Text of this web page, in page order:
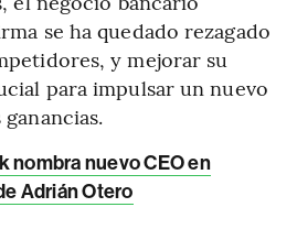
se ha quedado rezagado
y mejorar su
para impulsar un nuevo
nombra nuevo CEO en
Adrián Otero